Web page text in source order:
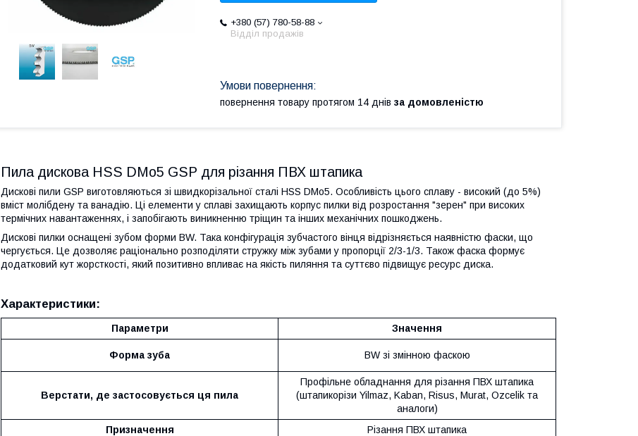
+380 (57) 780-58-88
Відділ продажів
повернення товару протягом 14 днів за домовленістю
Пила дискова HSS DMo5 GSP для різання ПВХ штапика
Дискові пили GSP виготовляються зі швидкорізальної сталі HSS DMo5. Особливість цього сплаву - високий (до 5%)
вміст молібдену та ванадію. Ці елементи у сплаві захищають корпус пилки від розростання "зерен" при високих
термічних навантаженнях, і запобігають виникненню тріщин та інших механічних пошкоджень.
Дискові пилки оснащені зубом форми BW. Така конфігурація зубчастого вінця відрізняється наявністю фаски, що
чергується. Це дозволяє раціонально розподіляти стружку між зубами у пропорції 2/3-1/3. Також фаска формує
додатковий кут жорсткості, який позитивно впливає на якість пиляння та суттєво підвищує ресурс диска.
Характеристики:
Параметри Значення
Форма зуба BW зі змінною фаскою
Верстати, де застосовується ця пила
Профільне обладнання для різання ПВХ штапика
(штапикорізи Yilmaz, Kaban, Risus, Murat, Ozcelik та
аналоги)
Призначення
Різання ПВХ штапика